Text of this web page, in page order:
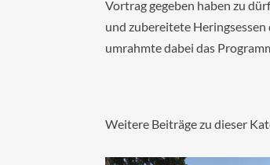
Vortrag gegeben haben zu
und zubereitete
umrahmte dabei das
Weitere Beiträge zu dieser